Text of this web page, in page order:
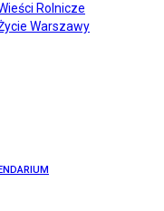
Rolnicze
Warszawy